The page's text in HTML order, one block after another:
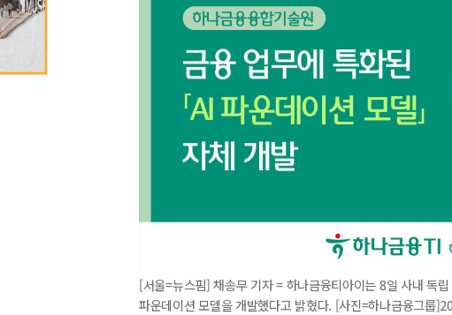
[서울=뉴스핌] 채송무 기자 = 하나금융티아이는 8일 사내 독
파운데이션 모델을 개발했다고 밝혔다. [사진=하나금융그